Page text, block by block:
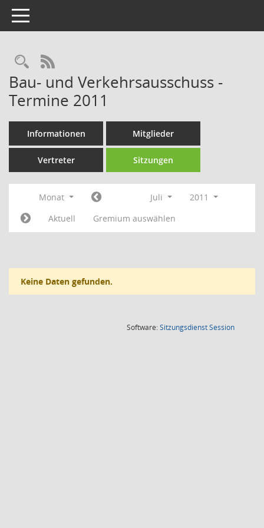
Toggle navigation
Rechercheauswahl
RSS-Feed
Bau- und Verkehrsausschuss -
Termine 2011
Informationen Mitglieder
Vertreter Sitzungen
Monat Juli
2011
Aktuell
Gremium auswählen
Keine Daten gefunden.
Software:SitzungsdienstSession(Wird in